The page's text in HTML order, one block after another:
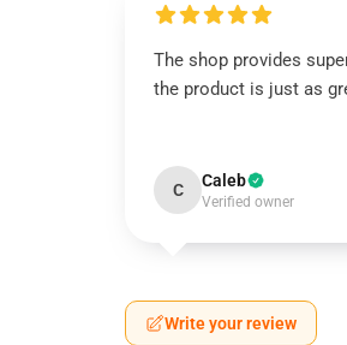
The shop provides
the product is just as
C Caleb
Verified owner
Write your review